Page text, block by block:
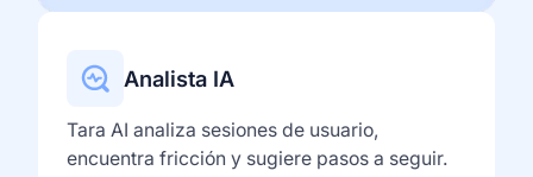
Analista IA
Tara AI analiza sesiones de usuario,
encuentra fricción y sugiere pasos a seguir.